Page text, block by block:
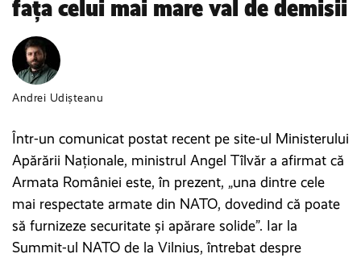
fața celui mai mare val de demisii
Andrei Udișteanu
Într-un comunicat postat recent pe site-ul Ministerului
Apărării Naționale, ministrul Angel Tîlvăr a afirmat că
Armata României este, în prezent, „una dintre cele
mai respectate armate din NATO, dovedind că poate
să furnizeze securitate şi apărare solide”. Iar la
Summit-ul NATO de la Vilnius, întrebat despre